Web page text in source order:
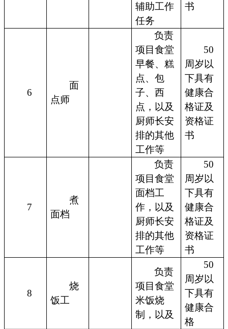
辅助工作
任务
书
6
面
点师
负责
项目食堂
早餐、糕
点、包
子、西
点，以及
厨师长安
排的其他
工作等
50
周岁以
下具有
健康合
格证及
资格证
书
7
煮
面档
负责
项目食堂
面档工
作，以及
厨师长安
排的其他
工作等
50
周岁以
下具有
健康合
格证及
资格证
书
8
烧
饭工
负责
项目食堂
米饭烧
制，以及
50
周岁以
下具有
健康合
格